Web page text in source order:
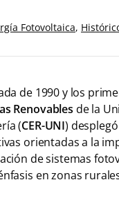
Fotovoltaica,
de 1990 y los
Renovables de la
(CER-UNI)
orientadas a la
de sistemas
en zonas